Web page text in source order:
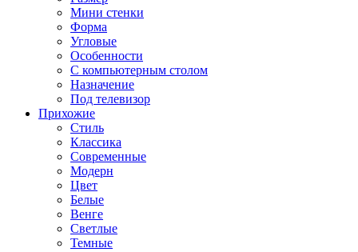
Мини стенки
Форма
Угловые
Особенности
С компьютерным столом
Назначение
Под телевизор
Прихожие
Стиль
Классика
Современные
Модерн
Цвет
Белые
Венге
Светлые
Темные